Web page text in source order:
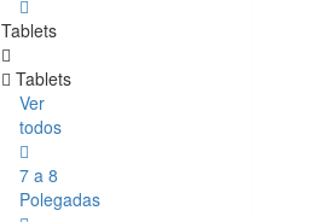
Tablets
Tablets
Ver
todos
7 a 8
Polegadas